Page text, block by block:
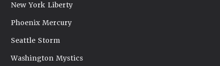
New York Liberty
Phoenix Mercury
Seattle Storm
Washington Mystics